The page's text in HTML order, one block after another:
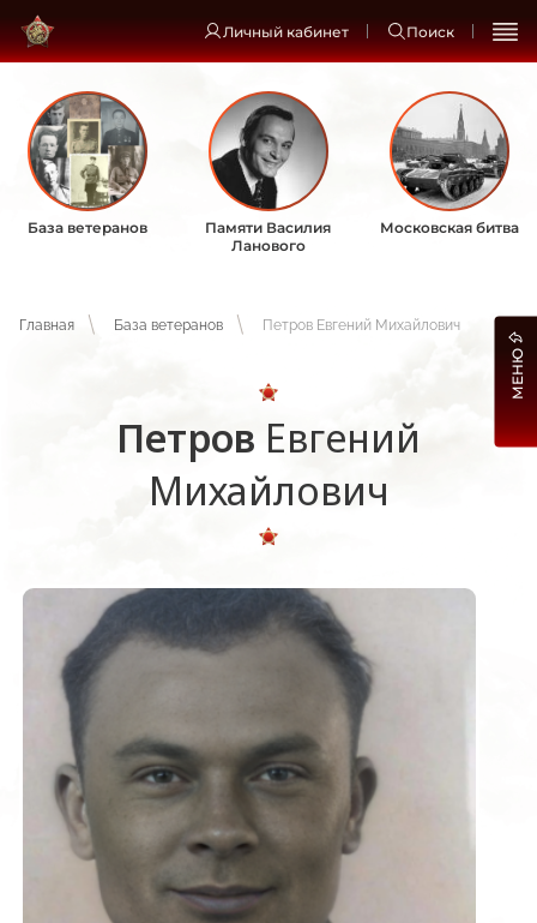
Личный кабинет Поиск
База ветеранов
Памяти Василия
Ланового
Московская битва
Главная База ветеранов Петров Евгений Михайлович
Петров Евгений
Михайлович
МЕНЮ